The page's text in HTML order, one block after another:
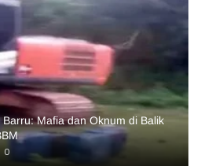
Barru: Mafia dan Oknum di Balik
0